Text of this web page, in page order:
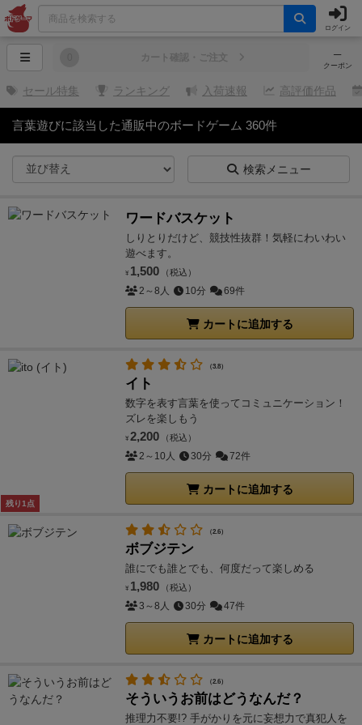
ログイン
─
クーポン
カート確認・ご注文
セール特集 ランキング 入荷速報 高評価作品
言葉遊びに該当した通販中のボードゲーム 360件
検索メニュー
ワードバスケット
しりとりだけど、競技性抜群！気軽にわいわい
遊べます。
¥ 1,500 （税込）
2～8人 10分 69件
カートに追加する
残り1点
（3.8）
イト
数字を表す言葉を使ってコミュニケーション！
ズレを楽しもう
¥ 2,200 （税込）
2～10人 30分 72件
カートに追加する
（2.6）
ボブジテン
誰にでも誰とでも、何度だって楽しめる
¥ 1,980 （税込）
3～8人 30分 47件
カートに追加する
（2.6）
そういうお前はどうなんだ？
推理力不要!? 手がかりを元に妄想力で真犯人を